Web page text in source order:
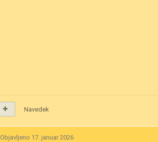
Navedek
Objavljeno 17. januar 2026